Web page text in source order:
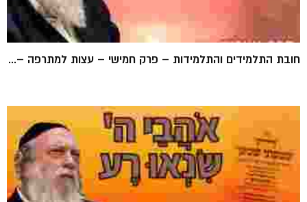
חובת התלמידים והתלמידות – פרק חמישי – עצות למתרפה –...